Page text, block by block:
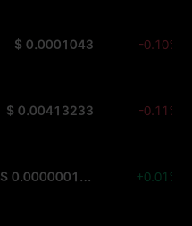
$ 0.0001043 -0.10%
$ 0.00413233 -0.11%
$ 0.00000010116 +0.01%